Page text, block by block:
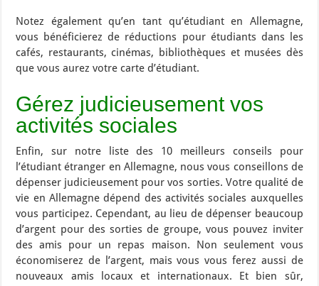
Notez également qu’en tant qu’étudiant en Allemagne,
vous bénéficierez de réductions pour étudiants dans les
cafés, restaurants, cinémas, bibliothèques et musées dès
que vous aurez votre carte d’étudiant.
Gérez judicieusement vos
activités sociales
Enfin, sur notre liste des 10 meilleurs conseils pour
l’étudiant étranger en Allemagne, nous vous conseillons de
dépenser judicieusement pour vos sorties. Votre qualité de
vie en Allemagne dépend des activités sociales auxquelles
vous participez. Cependant, au lieu de dépenser beaucoup
d’argent pour des sorties de groupe, vous pouvez inviter
des amis pour un repas maison. Non seulement vous
économiserez de l’argent, mais vous vous ferez aussi de
nouveaux amis locaux et internationaux. Et bien sûr,